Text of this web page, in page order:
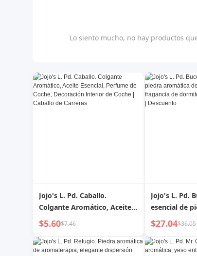
Lo siento mucho, no hay productos
Jojo's L. Pd. Caballo.
Colgante Aromático, Aceite
Esencial, Perfume de Coche,
| Caballo de Carreras
$5.60$7.46
Jojo's L. Pd.
esencial de
de
casa,
$27.04$36.05